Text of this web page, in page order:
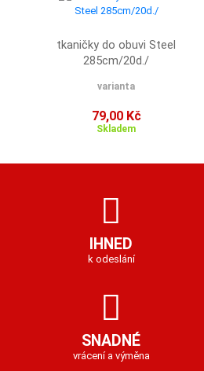
tkaničky do obuvi Steel
285cm/20d./
varianta
79,00 Kč
Skladem
IHNED
k odeslání
SNADNÉ
vrácení a výměna